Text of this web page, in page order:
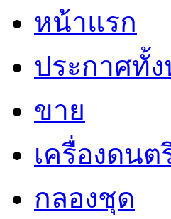
หน้าแรก
ประกาศทั้
ขาย
เครื่องดนต
กลองชุด